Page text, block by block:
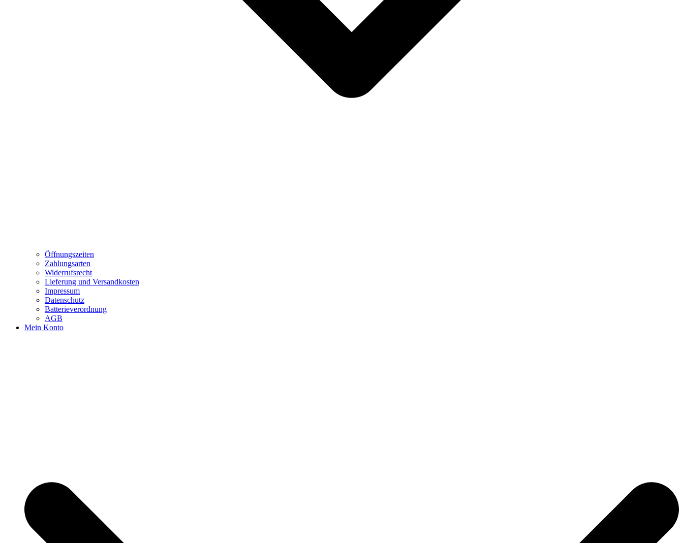
Öffnungszeiten
Zahlungsarten
Widerrufsrecht
Lieferung und Versandkosten
Impressum
Datenschutz
Batterieverordnung
AGB
Mein Konto